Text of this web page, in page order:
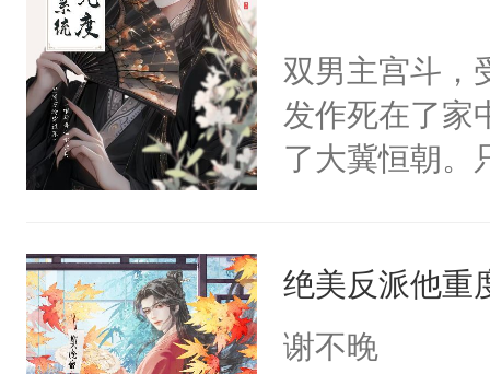
莲花可不止有
点脑袋，看着
常见问题一：
教科书版：“
母的微笑：“
留看着面前
人，突然醒悟
双男主宫斗，
发作死在了家
了大冀恒朝。
惜被人暗害，
绝。主神知晓
绝美反派他重
谢不晚